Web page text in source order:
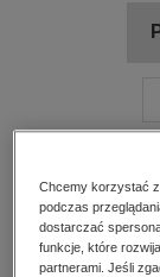
Kupując
Chcemy korzystać
podczas
dostarczać
funkcje, które
partnerami. Jeśli